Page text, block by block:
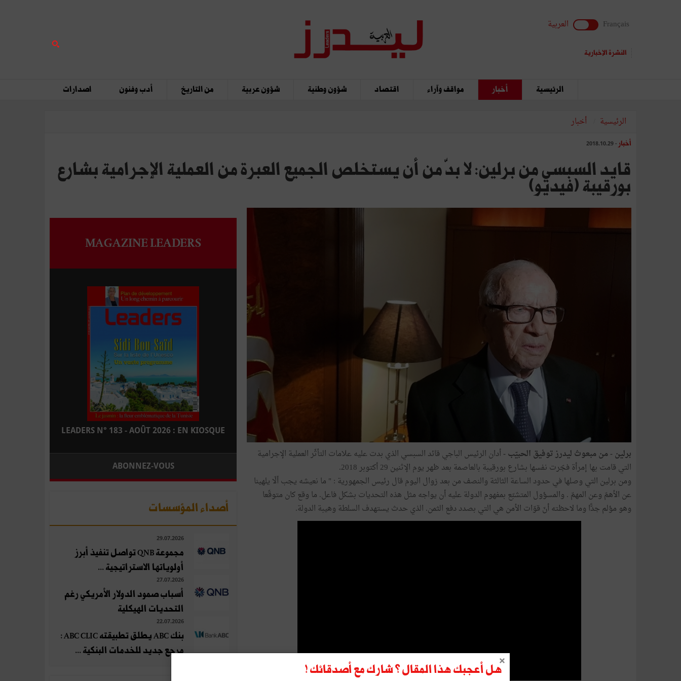
Français العربية
النشرة الإخبارية
الرئيسية أخبار مواقف وآراء اقتصاد شؤون وطنية شؤون عربية من التاريخ أدب وفنون اصدارات
الرئيسية أخبار
أخبار - 2018.10.29
قايد السبسي من برلين: لا بدّ من أن يستخلص الجميع العبرة من العملية الإجرامية بشارع
بورقيبة (فيديو)
برلين - من مبعوث ليدرز توفيق الحبيّب -أدان الرئيس الباجي قائد السبسي الذي بدت عليه علامات التأثّر العملية الإجرامية
التي قامت بها إمرأة فجّرت نفسها بشارع بورقيبة بالعاصمة بعد ظهر يوم الإثنين 29 أكتوبر 2018.
ومن برلين التي وصلها في حدود الساعة الثالثة والنصف من بعد زوال اليوم قال رئيس الجمهورية : " ما نعيشه يجب ألّا يلهينا
عن الأهمّ وعن المهمّ . والمسؤول المتشبّع بمفهوم الدولة عليه أن يواجه مثل هذه التحديات بشكل فاعل. ما وقع كان متوقّعا
وهو مؤلم جدًّا وما لاحظته أنّ قوّات الأمن هي التي بصدد دفع الثمن. الذي حدث يستهدف السلطة وهيبة الدولة.
MAGAZINE LEADERS
LEADERS N° 183 - AOÛT 2026 : EN KIOSQUE
ABONNEZ-VOUS
أصداء المؤسسات
29.07.2026
مجموعة QNB تواصل تنفيذ أبرز
أولوياتها الاستراتيجية ...
27.07.2026
أسباب صمود الدولار الأمريكي رغم
التحديات الهيكلية
22.07.2026
بنك ABC يطلق تطبيقته ABC CLIC :
مرجع جديد للخدمات البنكية ...
هل أعجبك هذا المقال ؟ شارك مع أصدقائك !